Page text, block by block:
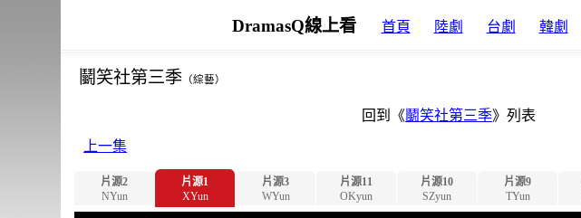
DramasQ線上看 首頁 陸劇 台劇 韓劇
鬭笑社第三季 （綜藝）
回到《 鬭笑社第三季》列表
上一集
片源2
NYun
片源1
XYun
片源3
WYun
片源11
OKyun
片源10
SZyun
片源9
TYun